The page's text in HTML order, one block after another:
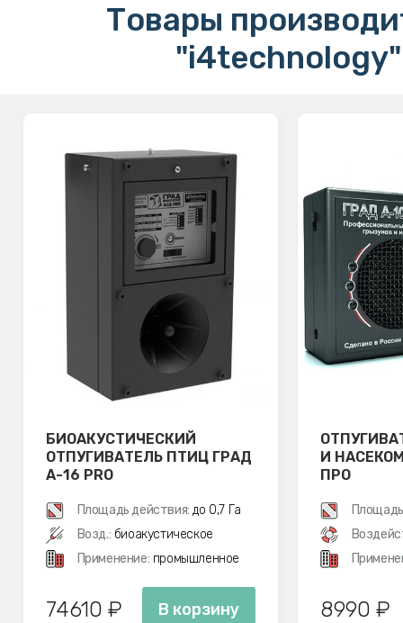
Товары
"i4technology"
БИОАКУСТИЧЕСКИЙ
ОТПУГИВАТЕЛЬ ПТИЦ ГРАД
А-16 PRO
Площадь действия: до 0,7 Га
Возд.: биоакустическое
Применение: промышленное
74610 ₽ В корзину
И
ПРО
8990 ₽